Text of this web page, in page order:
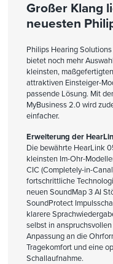
Großer Klang
neuesten
Philips Hearing
bietet noch mehr
kleinsten,
attraktiven Einsteiger-
passende Lösung. Mit
MyBusiness 2.0 wird
einfacher.
Erweiterung der
Die bewährte HearLink
kleinsten Im-Ohr-
CIC (Completely-in-
fortschrittliche
neuen SoundMap 3 AI
SoundProtect
klarere
selbst in
Anpassung an die
Tragekomfort und eine
Schallaufnahme.